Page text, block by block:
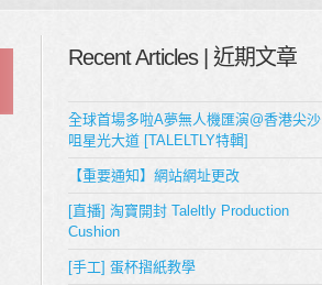
Recent Articles | 近期文章
全球首場多啦A夢無人機匯演@香港尖沙
咀星光大道 [TALELTLY特輯]
【重要通知】網站網址更改
[直播] 淘寶開封 Taleltly Production
Cushion
[手工] 蛋杯摺紙教學